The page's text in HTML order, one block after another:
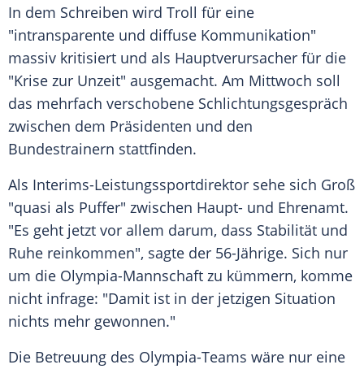
In dem Schreiben wird Troll für eine
"intransparente und diffuse Kommunikation"
massiv kritisiert und als Hauptverursacher für die
"Krise zur Unzeit" ausgemacht. Am Mittwoch soll
das mehrfach verschobene Schlichtungsgespräch
zwischen dem Präsidenten und den
Bundestrainern stattfinden.
Als Interims-Leistungssportdirektor sehe sich Groß
"quasi als Puffer" zwischen Haupt- und Ehrenamt.
"Es geht jetzt vor allem darum, dass Stabilität und
Ruhe reinkommen", sagte der 56-Jährige. Sich nur
um die Olympia-Mannschaft zu kümmern, komme
nicht infrage: "Damit ist in der jetzigen Situation
nichts mehr gewonnen."
Die Betreuung des Olympia-Teams wäre nur eine